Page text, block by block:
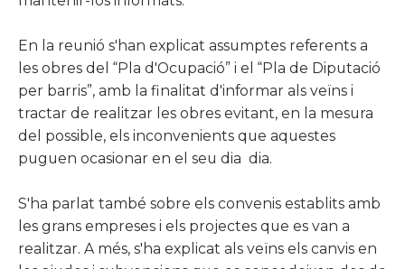
En la reunió s'han explicat assumptes referents a
les obres del “Pla d'Ocupació” i el “Pla de Diputació
per barris”, amb la finalitat d'informar als veïns i
tractar de realitzar les obres evitant, en la mesura
del possible, els inconvenients que aquestes
puguen ocasionar en el seu dia dia.
S'ha parlat també sobre els convenis establits amb
les grans empreses i els projectes que es van a
realitzar. A més, s'ha explicat als veïns els canvis en